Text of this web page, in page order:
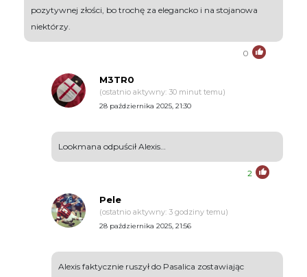
pozytywnej złości, bo trochę za elegancko i na stojanowa
niektórzy.
0
M3TR0
(ostatnio aktywny: 30 minut temu)
28 października 2025, 21:30
Lookmana odpuścił Alexis…
2
Pele
(ostatnio aktywny: 3 godziny temu)
28 października 2025, 21:56
Alexis faktycznie ruszył do Pasalica zostawiając